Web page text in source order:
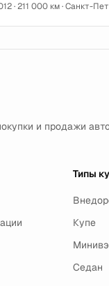
· 211 000 км · Санкт-
и продажи
Типы
Купе
Седан